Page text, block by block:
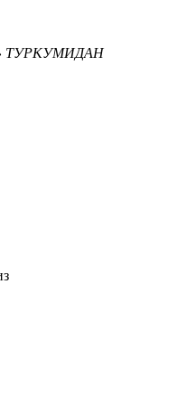
ТУРКУМИДАН